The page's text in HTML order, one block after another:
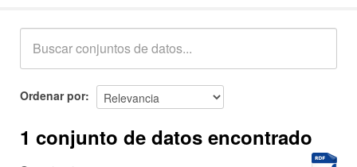
Acerca de
Ordenar por
1 conjunto de datos encontrado